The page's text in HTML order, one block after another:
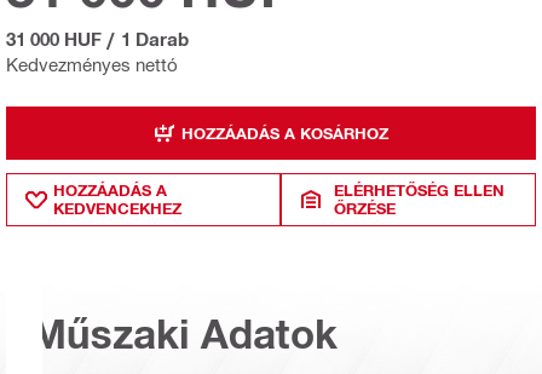
Kedvezményes nettó
31 000 HUF / 1 Darab
HOZZÁADÁS A KOSÁRHOZ
HOZZÁADÁS A
KEDVENCEKHEZ
ELÉRHETŐSÉG ELLEN
ŐRZÉSE
Műszaki Adatok